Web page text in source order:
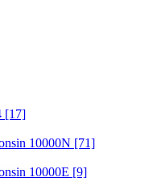
[17]
10000N [71]
10000E [9]